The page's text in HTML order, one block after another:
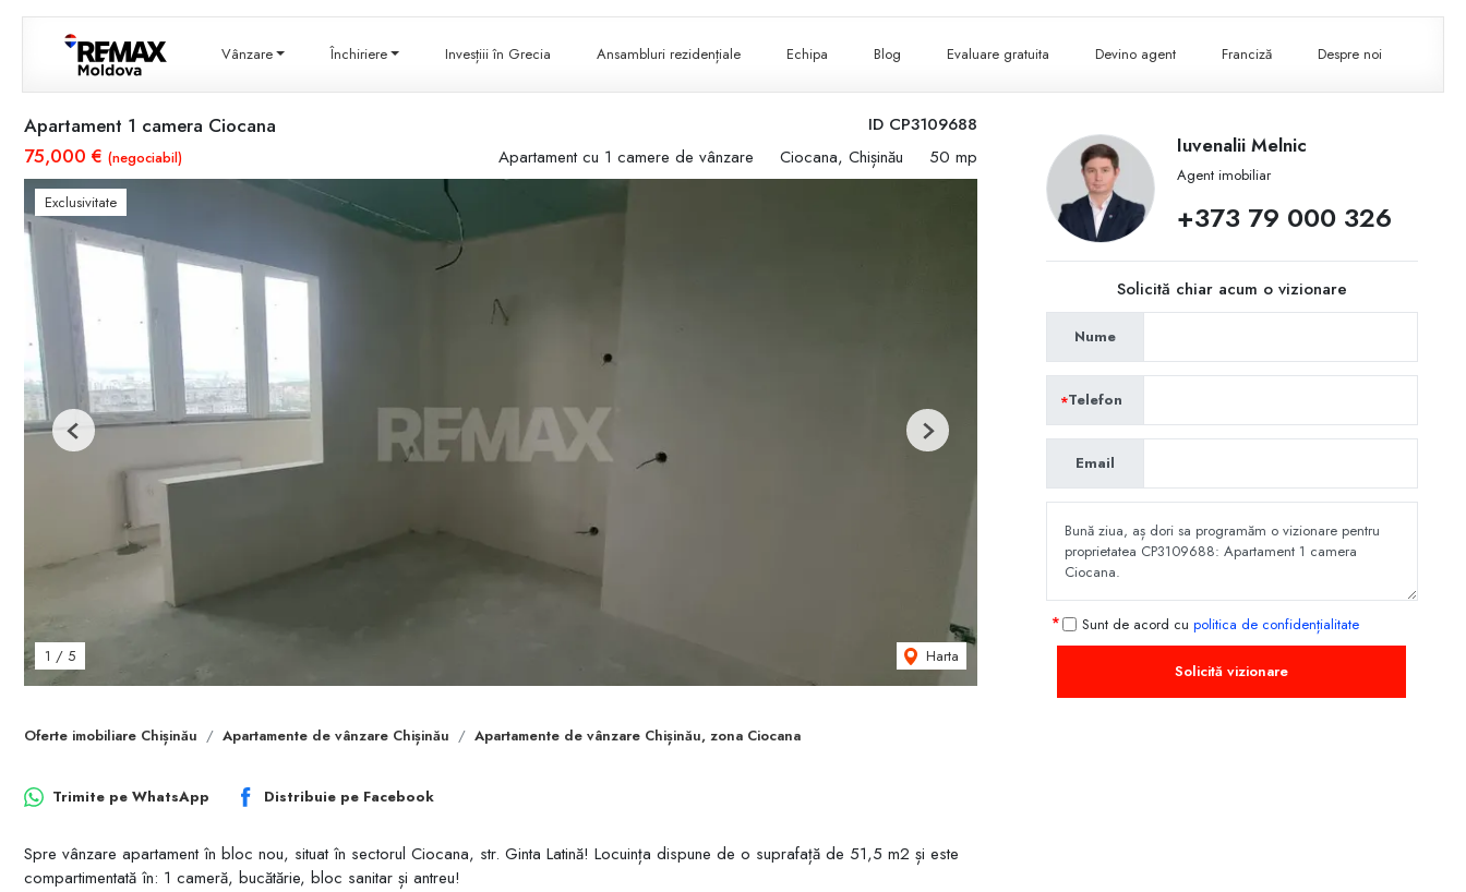
Vânzare Închiriere Invesțiii în Grecia Ansambluri rezidențiale Echipa Blog Evaluare gratuita Devino agent Franciză Despre noi
ID CP3109688
Apartament 1 camera Ciocana
75,000 € (negociabil) Apartament cu 1 camere de vânzare Ciocana, Chișinău 50 mp
Exclusivitate
1 / 5 Harta
Previous Next
Oferte imobiliare Chișinău Apartamente de vânzare Chișinău Apartamente de vânzare Chișinău, zona Ciocana
Trimite pe WhatsApp Distribuie pe Facebook
Spre vânzare apartament în bloc nou, situat în sectorul Ciocana, str. Ginta Latină! Locuința dispune de o suprafață de 51,5 m2 și este
compartimentată în: 1 cameră, bucătărie, bloc sanitar și antreu!
Iuvenalii Melnic
Agent imobiliar
+373 79 000 326
Solicită chiar acum o vizionare
Nume
Telefon
Email
Sunt de acord cu politica de confidențialitate
Solicită vizionare